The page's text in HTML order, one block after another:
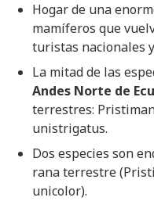
Hogar de una
mamíferos que
turistas nacionales
La mitad de las
Andes Norte de
terrestres:
unistrigatus.
Dos especies son
rana terrestre
unicolor).